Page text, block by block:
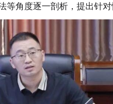
等角度逐一剖析，提出针